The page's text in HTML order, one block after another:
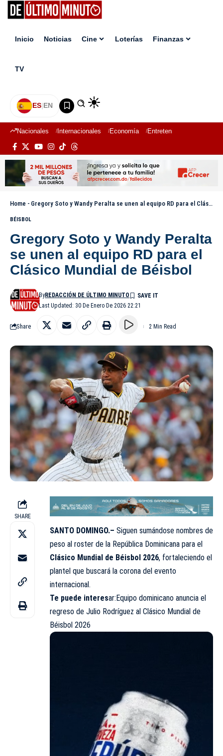
Inicio Noticias Cine Loterías Finanzas
TV
ES|EN
Nacionales Internacionales Economía Entretenimiento
Home - Gregory Soto y Wandy Peralta se unen al equipo RD para el Clásico Mundial de Béisbol
BÉISBOL
Gregory Soto y Wandy Peralta
se unen al equipo RD para el
Clásico Mundial de Béisbol
Last Updated: 30 De Enero De 2026 22:21
ByREDACCIÓN DE ÚLTIMO MINUTO
Share 2 Min Read
SHARE
SANTO DOMINGO.– Siguen sumándose nombres de
peso al roster de la República Dominicana para el
Clásico Mundial de Béisbol 2026, fortaleciendo el
plantel que buscará la corona del evento
internacional.
Te puede interesar: Equipo dominicano anuncia el
regreso de Julio Rodríguez al Clásico Mundial de
Béisbol 2026